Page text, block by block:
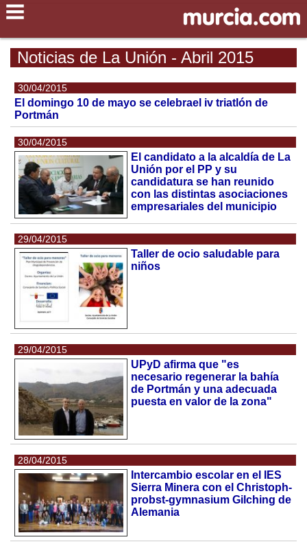
Noticias de La Unión - Abril 2015
30/04/2015
El domingo 10 de mayo se celebrael iv triatlón de
Portmán
30/04/2015
El candidato a la alcaldía de La
Unión por el PP y su
candidatura se han reunido
con las distintas asociaciones
empresariales del municipio
29/04/2015
Taller de ocio saludable para
niños
29/04/2015
UPyD afirma que "es
necesario regenerar la bahía
de Portmán y una adecuada
puesta en valor de la zona"
28/04/2015
Intercambio escolar en el IES
Sierra Minera con el Christoph-
probst-gymnasium Gilching de
Alemania